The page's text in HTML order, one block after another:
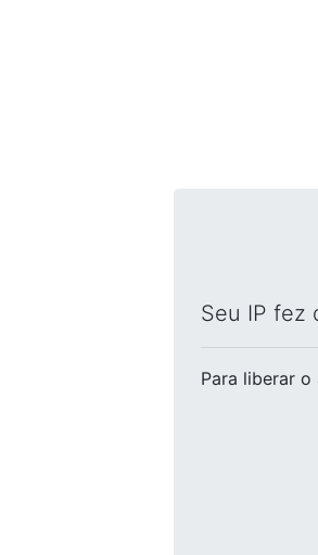
Seu IP fez
Para liberar o